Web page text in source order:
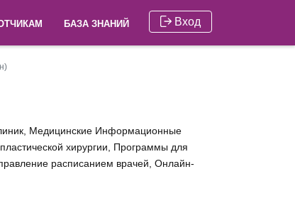
БАЗА ЗНАНИЙ Вход
Медицинские Информационные
хирургии, Программы для
расписанием врачей, Онлайн-